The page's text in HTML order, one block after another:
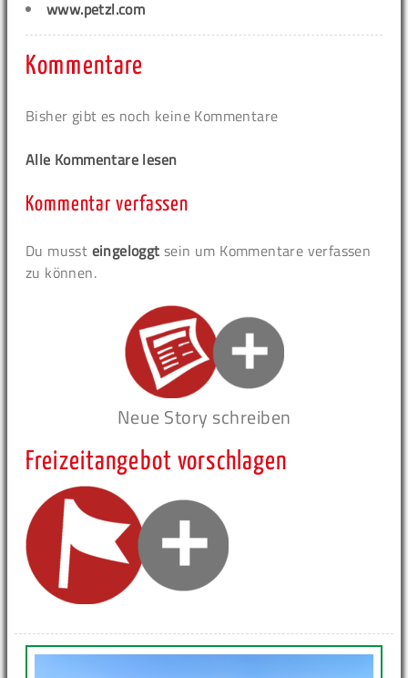
www.petzl.com
Kommentare
Bisher gibt es noch keine Kommentare
Alle Kommentare lesen
Kommentar verfassen
Du musst eingeloggt sein um Kommentare verfassen
zu können.
Neue Story schreiben
Freizeitangebot vorschlagen